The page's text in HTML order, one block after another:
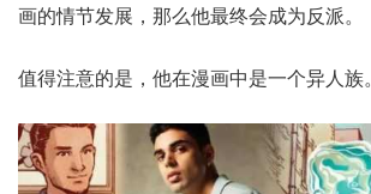
画的情节发展，那么他最终会成为反派。
值得注意的是，他在漫画中是一个异人族。